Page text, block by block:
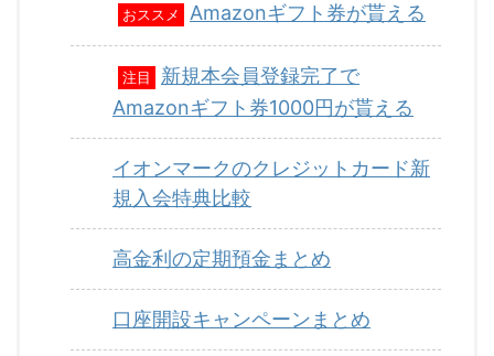
おススメ Amazonギフト券が貰える
注目
新規本会員登録完了で
Amazonギフト券1000円が貰える
イオンマークのクレジットカード新
規入会特典比較
高金利の定期預金まとめ
口座開設キャンペーンまとめ